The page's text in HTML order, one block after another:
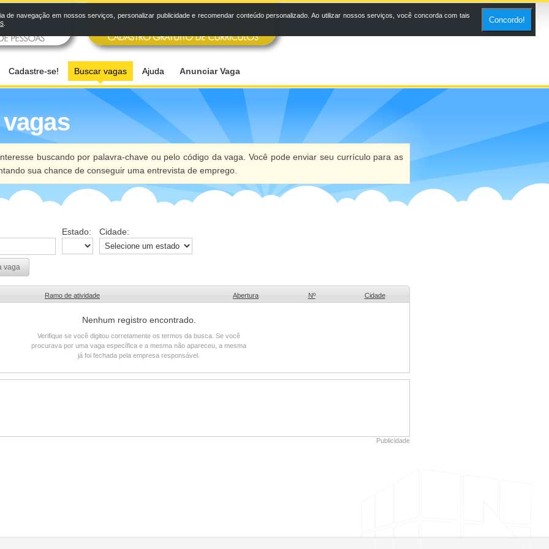
Cadastre-se! Buscar vagas Ajuda Anunciar Vaga
buscando por palavra-chave ou pelo código da vaga. Você pode enviar seu currículo para as
sua chance de conseguir uma entrevista de emprego.
Estado: Cidade:
vaga
Ramo de atividade Abertura Nº Cidade
Nenhum registro encontrado.
Verifique se você digitou corretamente os termos da busca. Se você
procurava por uma vaga específica e a mesma não apareceu, a mesma
já foi fechada pela empresa responsável.
Publicidade
navegação em nossos serviços, personalizar publicidade e recomendar conteúdo personalizado. Ao utilizar nossos serviços, você concorda com tais
Concordo!